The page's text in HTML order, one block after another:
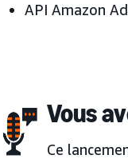
API Amazon
Vous
Ce